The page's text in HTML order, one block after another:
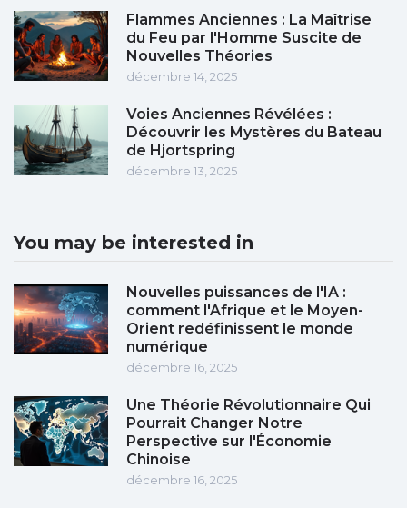
Flammes Anciennes : La Maîtrise
du Feu par l'Homme Suscite de
Nouvelles Théories
décembre 14, 2025
Voies Anciennes Révélées :
Découvrir les Mystères du Bateau
de Hjortspring
décembre 13, 2025
You may be interested in
Nouvelles puissances de l'IA :
comment l'Afrique et le Moyen-
Orient redéfinissent le monde
numérique
décembre 16, 2025
Une Théorie Révolutionnaire Qui
Pourrait Changer Notre
Perspective sur l'Économie
Chinoise
décembre 16, 2025